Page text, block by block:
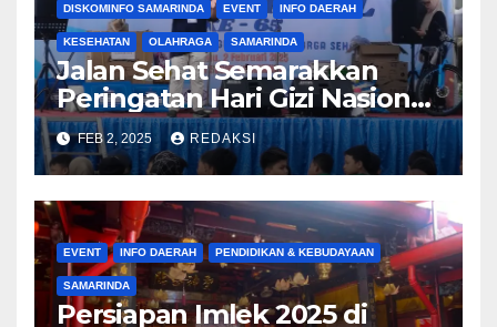
DISKOMINFO SAMARINDA EVENT INFO DAERAH
KESEHATAN OLAHRAGA SAMARINDA
Jalan Sehat Semarakkan
Peringatan Hari Gizi Nasional
2025 di Samarinda
FEB 2, 2025 REDAKSI
EVENT INFO DAERAH PENDIDIKAN & KEBUDAYAAN
SAMARINDA
Persiapan Imlek 2025 di